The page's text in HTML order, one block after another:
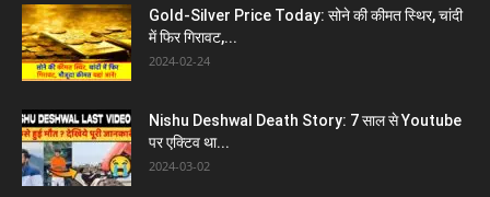
Gold-Silver Price Today: सोने की कीमत स्थिर, चांदी
में फिर गिरावट,...
2024-02-24
Nishu Deshwal Death Story: 7 साल से Youtube
पर एक्टिव था...
2024-03-02